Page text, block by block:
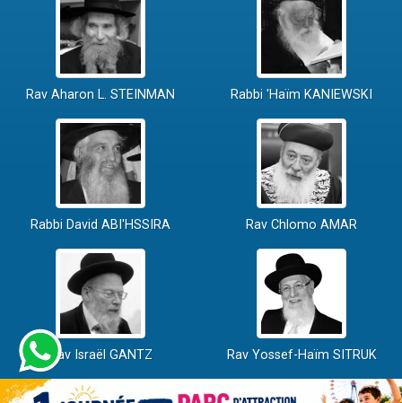
Rav Aharon L. STEINMAN Rabbi 'Haïm KANIEWSKI
Rabbi David ABI'HSSIRA Rav Chlomo AMAR
Rav Israël GANTZ Rav Yossef-Haïm SITRUK